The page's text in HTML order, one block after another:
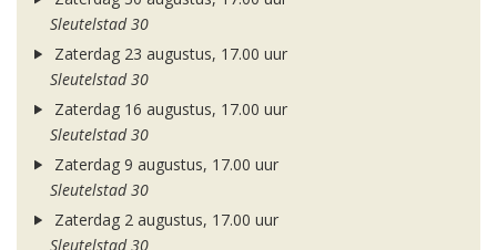
Sleutelstad 30
Zaterdag 23 augustus, 17.00 uur
Sleutelstad 30
Zaterdag 16 augustus, 17.00 uur
Sleutelstad 30
Zaterdag 9 augustus, 17.00 uur
Sleutelstad 30
Zaterdag 2 augustus, 17.00 uur
Sleutelstad 30